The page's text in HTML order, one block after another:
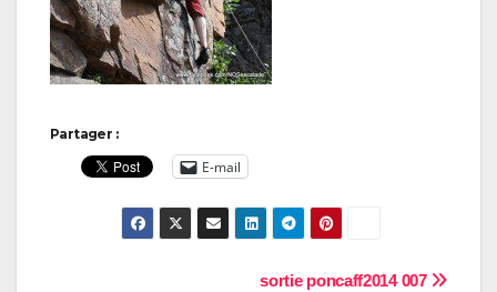
Partager :
E-mail
sortie poncaff2014 007